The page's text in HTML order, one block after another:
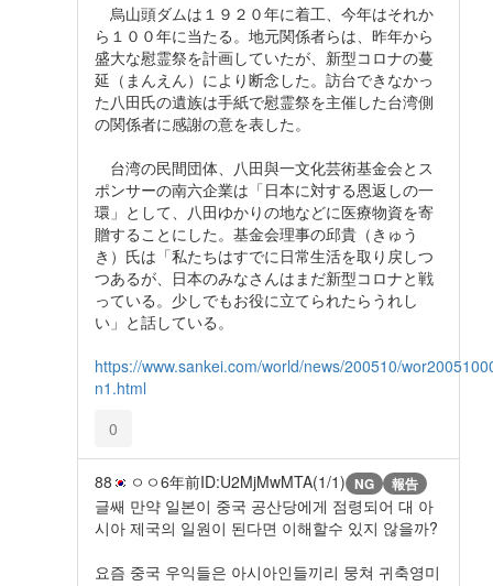
烏山頭ダムは１９２０年に着工、今年はそれか
ら１００年に当たる。地元関係者らは、昨年から
盛大な慰霊祭を計画していたが、新型コロナの蔓
延（まんえん）により断念した。訪台できなかっ
た八田氏の遺族は手紙で慰霊祭を主催した台湾側
の関係者に感謝の意を表した。
台湾の民間団体、八田與一文化芸術基金会とス
ポンサーの南六企業は「日本に対する恩返しの一
環」として、八田ゆかりの地などに医療物資を寄
贈することにした。基金会理事の邱貴（きゅう
き）氏は「私たちはすでに日常生活を取り戻しつ
つあるが、日本のみなさんはまだ新型コロナと戦
っている。少しでもお役に立てられたらうれし
い」と話している。
https://www.sankei.com/world/news/200510/
n1.html
0
88 ㅇㅇ6年前ID:U2MjMwMTA(1/1) NG 報告
글쌔 만약 일본이 중국 공산당에게 점령되어 대 아
시아 제국의 일원이 된다면 이해할수 있지 않을까?
요즘 중국 우익들은 아시아인들끼리 뭉쳐 귀축영미